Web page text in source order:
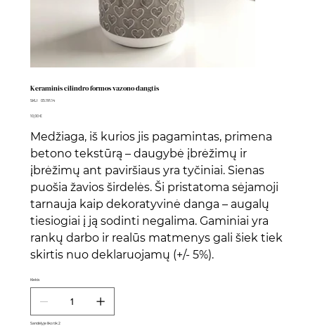
Keraminis cilindro formos vazono dangtis
SKU:
SKU
05.191.14
Kaina
10,00 €
Medžiaga, iš kurios jis pagamintas, primena
betono tekstūrą – daugybė įbrėžimų ir
įbrėžimų ant paviršiaus yra tyčiniai. Sienas
puošia žavios širdelės. Ši pristatoma sėjamoji
tarnauja kaip dekoratyvinė danga – augalų
tiesiogiai į ją sodinti negalima. Gaminiai yra
rankų darbo ir realūs matmenys gali šiek tiek
skirtis nuo deklaruojamų (+/- 5%).
Kiekis
Sandėlyje liko tik 2